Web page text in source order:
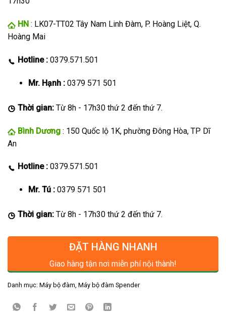
HN : LK07-TT02 Tây Nam Linh Đàm, P. Hoàng Liệt, Q.
Hoàng Mai
Hotline : 0379.571.501
Mr. Hạnh :0379 571 501
Thời gian: Từ 8h - 17h30 thứ 2 đến thứ 7.
Bình Dương : 150 Quốc lộ 1K, phường Đông Hòa, TP Dĩ
An
Hotline : 0379.571.501
Mr. Tú :0379 571 501
Thời gian: Từ 8h - 17h30 thứ 2 đến thứ 7.
ĐẶT HÀNG NHANH
Giao hàng tận nơi miễn phí nội thành!
Danh mục: Máy bộ đàm Máy bộ đàm Spender